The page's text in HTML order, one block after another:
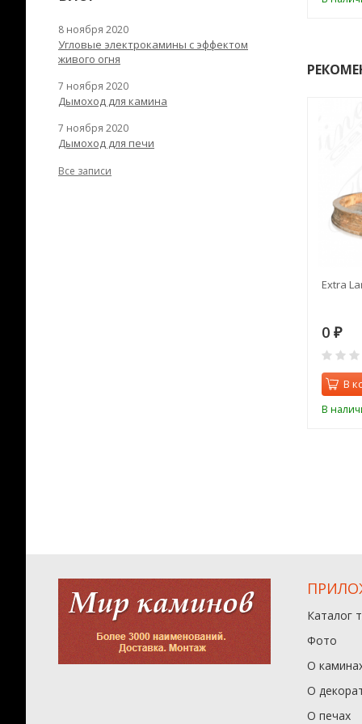
Extra
0 ₽
В
В
8 ноября 2020
Угловые электрокамины с эффектом
живого огня
7 ноября 2020
Дымоход для камина
7 ноября 2020
Дымоход для печи
Все записи
Каталог
Фото
О
О
О печах